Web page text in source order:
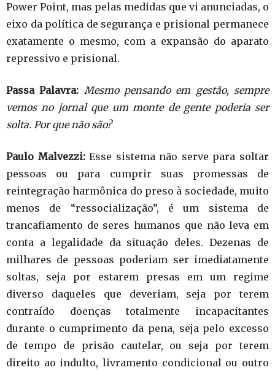
Power Point, mas pelas medidas que vi anunciadas, o
eixo da política de segurança e prisional permanece
exatamente o mesmo, com a expansão do aparato
repressivo e prisional.
Passa Palavra: Mesmo pensando em gestão, sempre
vemos no jornal que um monte de gente poderia ser
solta. Por que não são?
Paulo Malvezzi:Esse sistema não serve para soltar
pessoas ou para cumprir suas promessas de
reintegração harmônica do preso à sociedade, muito
menos de “ressocialização”, é um sistema de
trancafiamento de seres humanos que não leva em
conta a legalidade da situação deles. Dezenas de
milhares de pessoas poderiam ser imediatamente
soltas, seja por estarem presas em um regime
diverso daqueles que deveriam, seja por terem
contraído doenças totalmente incapacitantes
durante o cumprimento da pena, seja pelo excesso
de tempo de prisão cautelar, ou seja por terem
direito ao indulto, livramento condicional ou outro